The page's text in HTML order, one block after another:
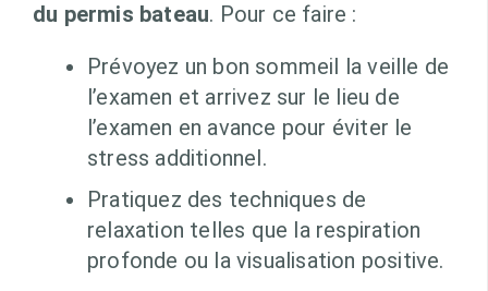
du permis bateau. Pour ce faire :
Prévoyez un bon sommeil la veille de
l’examen et arrivez sur le lieu de
l’examen en avance pour éviter le
stress additionnel.
Pratiquez des techniques de
relaxation telles que la respiration
profonde ou la visualisation positive.